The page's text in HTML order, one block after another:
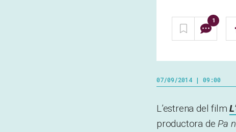
1
07/09/2014 | 09:00
L’estrena del film
productora dePa